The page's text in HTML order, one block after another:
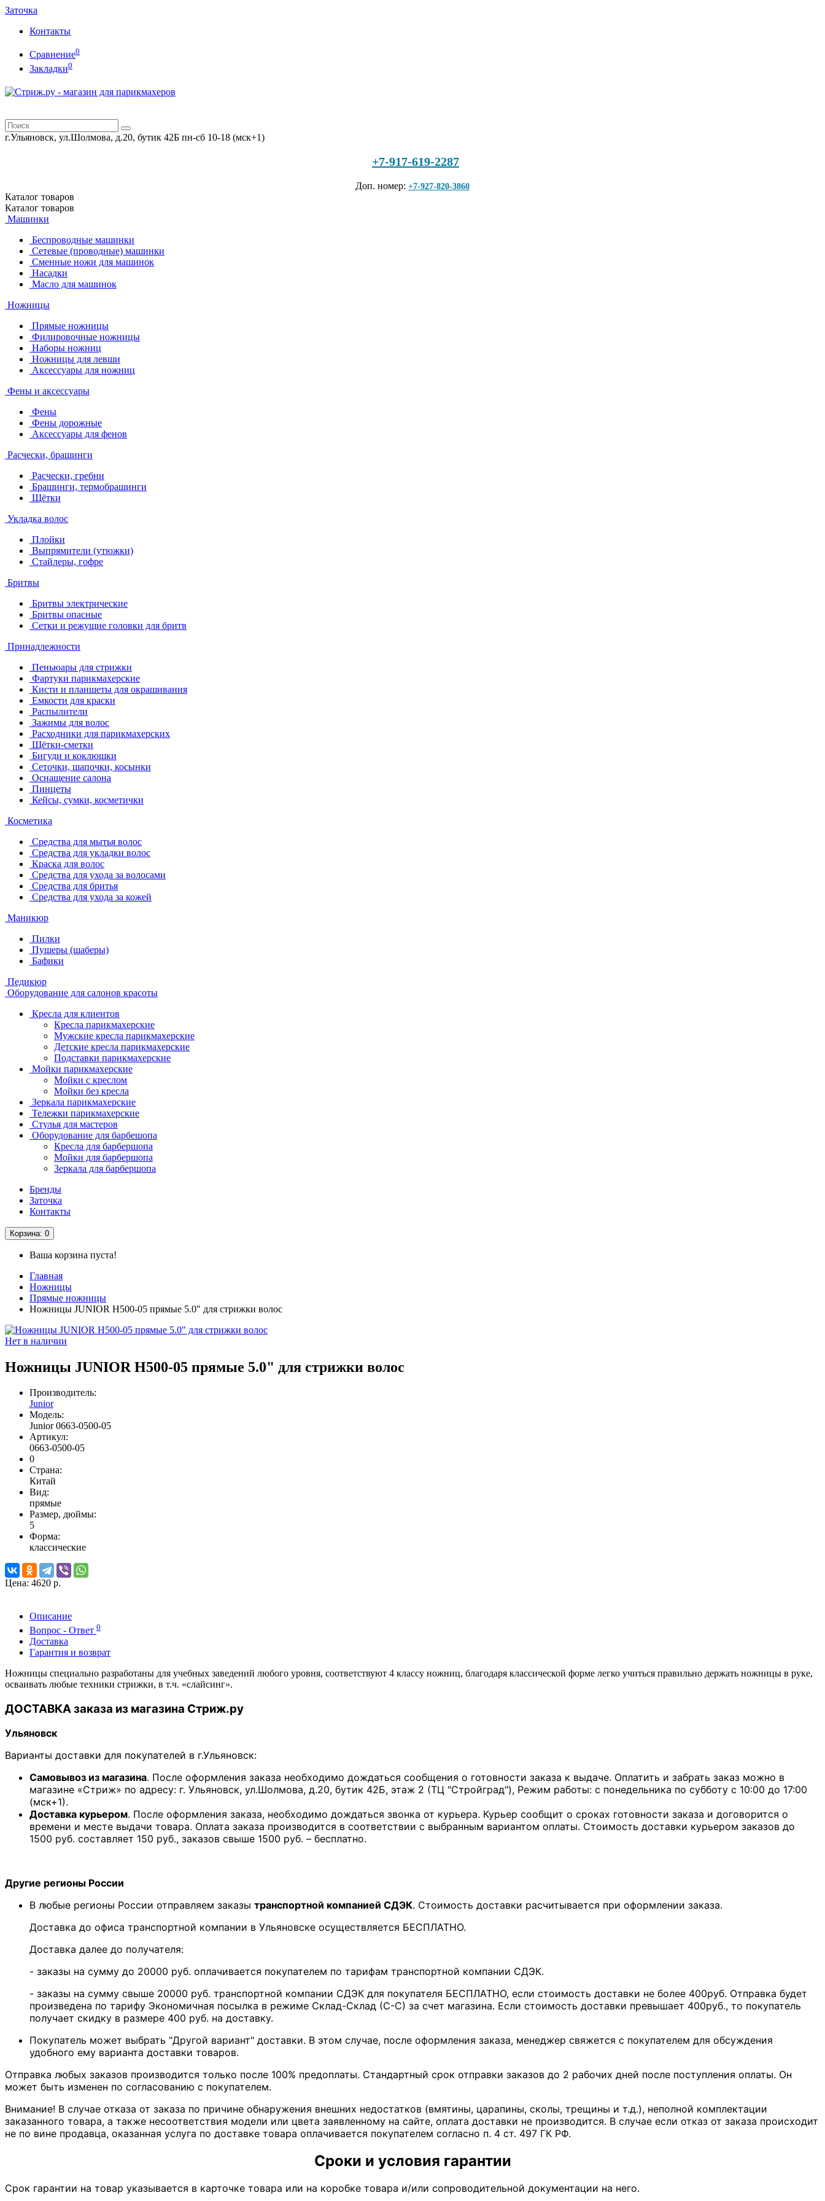
Заточка
Контакты
Сравнение0
Закладки0
г.Ульяновск, ул.Шолмова, д.20, бутик 42Б пн-сб 10-18 (мск+1)
+7-917-619-2287
Доп. номер: +7-927-820-3860
Каталог товаров
Каталог товаров
Машинки
Беспроводные машинки
Сетевые (проводные) машинки
Сменные ножи для машинок
Насадки
Масло для машинок
Ножницы
Прямые ножницы
Филировочные ножницы
Наборы ножниц
Ножницы для левши
Аксессуары для ножниц
Фены и аксессуары
Фены
Фены дорожные
Аксессуары для фенов
Расчески, брашинги
Расчески, гребни
Брашинги, термобрашинги
Щётки
Укладка волос
Плойки
Выпрямители (утюжки)
Стайлеры, гофре
Бритвы
Бритвы электрические
Бритвы опасные
Сетки и режущие головки для бритв
Принадлежности
Пеньюары для стрижки
Фартуки парикмахерские
Кисти и планшеты для окрашивания
Емкости для краски
Распылители
Зажимы для волос
Расходники для парикмахерских
Щётки-сметки
Бигуди и коклюшки
Сеточки, шапочки, косынки
Оснащение салона
Пинцеты
Кейсы, сумки, косметички
Косметика
Средства для мытья волос
Средства для укладки волос
Краска для волос
Средства для ухода за волосами
Средства для бритья
Средства для ухода за кожей
Маникюр
Пилки
Пушеры (шаберы)
Бафики
Педикюр
Оборудование для салонов красоты
Кресла для клиентов
Кресла парикмахерские
Мужские кресла парикмахерские
Детские кресла парикмахерские
Подставки парикмахерские
Мойки парикмахерские
Мойки с креслом
Мойки без кресла
Зеркала парикмахерские
Тележки парикмахерские
Стулья для мастеров
Оборудование для барбешопа
Кресла для барбершопа
Мойки для барбершопа
Зеркала для барбершопа
Бренды
Заточка
Контакты
Корзина: 0
Ваша корзина пуста!
Главная
Ножницы
Прямые ножницы
Ножницы JUNIOR H500-05 прямые 5.0" для стрижки волос
Нет в наличии
Ножницы JUNIOR H500-05 прямые 5.0" для стрижки волос
Производитель:
Junior
Модель:
Junior 0663-0500-05
Артикул:
0663-0500-05
0
Страна:
Китай
Вид:
прямые
Размер, дюймы:
5
Форма:
классические
Цена: 4620 р.
Описание
Вопрос - Ответ 0
Доставка
Гарантия и возврат
Ножницы специально разработаны для учебных заведений любого уровня, соответствуют 4 классу ножниц, благодаря классической форме легко учиться правильно держать ножницы в руке,
осваивать любые техники стрижки, в т.ч. «слайсинг».
ДОСТАВКА заказа из магазина Стриж.ру
Ульяновск
Варианты доставки для покупателей в г.Ульяновск:
Самовывоз из магазина. После оформления заказа необходимо дождаться сообщения о готовности заказа к выдаче. Оплатить и забрать заказ можно в
магазине «Стриж» по адресу: г. Ульяновск, ул.Шолмова, д.20, бутик 42Б, этаж 2 (ТЦ "Стройград"), Режим работы: с понедельника по субботу с 10:00 до 17:00
(мск+1).
Доставка курьером. После оформления заказа, необходимо дождаться звонка от курьера. Курьер сообщит о сроках готовности заказа и договорится о
времени и месте выдачи товара. Оплата заказа производится в соответствии с выбранным вариантом оплаты. Стоимость доставки курьером заказов до
1500 руб. составляет 150 руб., заказов свыше 1500 руб. – бесплатно.
Другие регионы России
В любые регионы России отправляем заказы транспортной компанией СДЭК. Стоимость доставки расчитывается при оформлении заказа.
Доставка до офиса транспортной компании в Ульяновске осуществляется БЕСПЛАТНО.
Доставка далее до получателя:
- заказы на сумму до 20000 руб. оплачивается покупателем по тарифам транспортной компании СДЭК.
- заказы на сумму свыше 20000 руб. транспортной компании СДЭК для покупателя БЕСПЛАТНО, если стоимость доставки не более 400руб. Отправка будет
произведена по тарифу Экономичная посылка в режиме Склад-Склад (С-С) за счет магазина. Если стоимость доставки превышает 400руб., то покупатель
получает скидку в размере 400 руб. на доставку.
Покупатель может выбрать "Другой вариант" доставки. В этом случае, после оформления заказа, менеджер свяжется с покупателем для обсуждения
удобного ему варианта доставки товаров.
Отправка любых заказов производится только после 100% предоплаты. Стандартный срок отправки заказов до 2 рабочих дней после поступления оплаты. Он
может быть изменен по согласованию с покупателем.
Внимание! В случае отказа от заказа по причине обнаружения внешних недостатков (вмятины, царапины, сколы, трещины и т.д.), неполной комплектации
заказанного товара, а также несоответствия модели или цвета заявленному на сайте, оплата доставки не производится. В случае если отказ от заказа происходит
не по вине продавца, оказанная услуга по доставке товара оплачивается покупателем согласно п. 4 ст. 497 ГК РФ.
Сроки и условия гарантии
Срок гарантии на товар указывается в карточке товара или на коробке товара и/или сопроводительной документации на него.